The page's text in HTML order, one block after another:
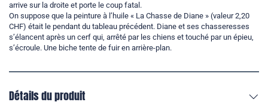
arrive sur la droite et porte le coup fatal.
On suppose que la peinture à l’huile « La Chasse de Diane » (valeur 2,20
CHF) était le pendant du tableau précédent. Diane et ses chasseresses
s’élancent après un cerf qui, arrêté par les chiens et touché par un épieu,
s’écroule. Une biche tente de fuir en arrière-plan.
Détails du produit